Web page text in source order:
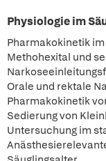
Physiologie im
Pharmakokinetik
Methohexital und
Orale und rektale
Pharmakokinetik
Sedierung von
Untersuchung im